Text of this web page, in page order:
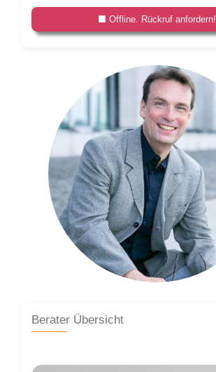
Offline. Rückruf anfordern!
Berater Übersicht